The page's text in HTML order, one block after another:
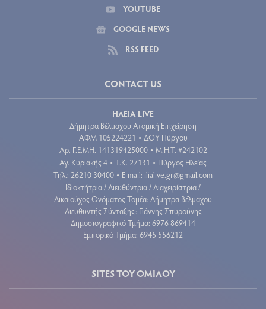
YOUTUBE
GOOGLE NEWS
RSS FEED
CONTACT US
ΗΛΕΙΑ LIVE
Δήμητρα Βέλμαχου Ατομική Επιχείρηση
ΑΦΜ 105224221 • ΔΟΥ Πύργου
Aρ. Γ.Ε.ΜΗ. 141319425000 • Μ.Η.Τ. #242102
Αγ. Κυριακής 4 • Τ.Κ. 27131 • Πύργος Ηλείας
Τηλ.: 26210 30400 • E-mail: ilialive.gr@gmail.com
Ιδιοκτήτρια / Διευθύντρια / Διαχειρίστρια /
Δικαιούχος Ονόματος Τομέα: Δήμητρα Βέλμαχου
Διευθυντής Σύνταξης: Γιάννης Σπυρούνης
Δημοσιογραφικό Τμήμα: 6976 869414
Εμπορικό Τμήμα: 6945 556212
SITES ΤΟΥ ΟΜΙΛΟΥ